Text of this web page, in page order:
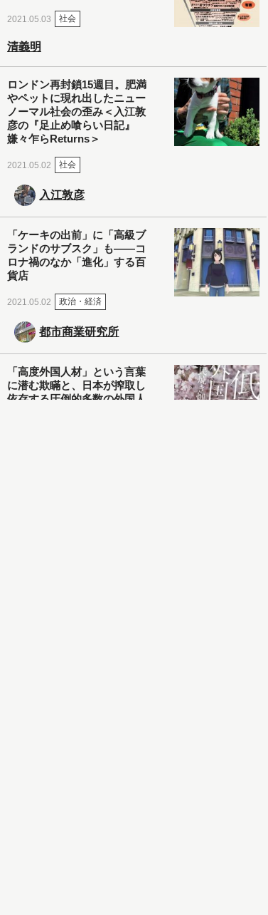
2021.05.03 社会
清義明
ロンドン再封鎖15週目。肥満
やペットに現れ出したニュー
ノーマル社会の歪み＜入江敦
彦の『足止め喰らい日記』
嫌々乍らReturns＞
2021.05.02 社会
入江敦彦
「ケーキの出前」に「高級ブ
ランドのサブスク」も――コ
ロナ禍のなか「進化」する百
貨店
2021.05.02 政治・経済
都市商業研究所
「高度外国人材」という言葉
に潜む欺瞞と、日本が搾取し
依存する圧倒的多数の外国人